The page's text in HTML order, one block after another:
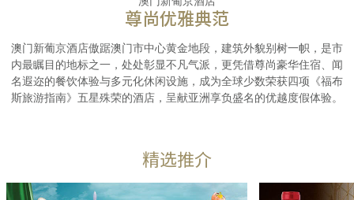
尊尚优雅典范
澳门新葡京酒店傲踞澳门市中心黄金地段，建筑外貌别树一帜，是市
内最瞩目的地标之一，处处彰显不凡气派，更凭借尊尚豪华住宿、闻
名遐迩的餐饮体验与多元化休闲设施，成为全球少数荣获四项《福布
斯旅游指南》五星殊荣的酒店，呈献亚洲享负盛名的优越度假体验。
精选推介